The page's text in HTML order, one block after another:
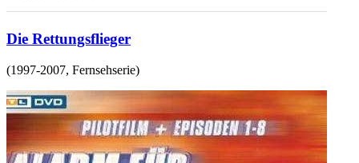
Die Rettungsflieger
(1997-2007, Fernsehserie)